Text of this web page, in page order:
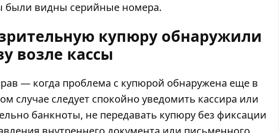
были видны серийные номера.
купюру обнаружили
возле кассы
— когда проблема с купюрой обнаружена еще в
случае следует спокойно уведомить кассира или
банкноты, не передавать купюру без фиксации